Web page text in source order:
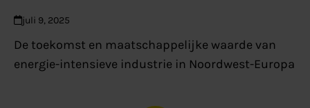
juli 9, 2025
De toekomst en maatschappelijke waarde van
energie-intensieve industrie in Noordwest-Europa